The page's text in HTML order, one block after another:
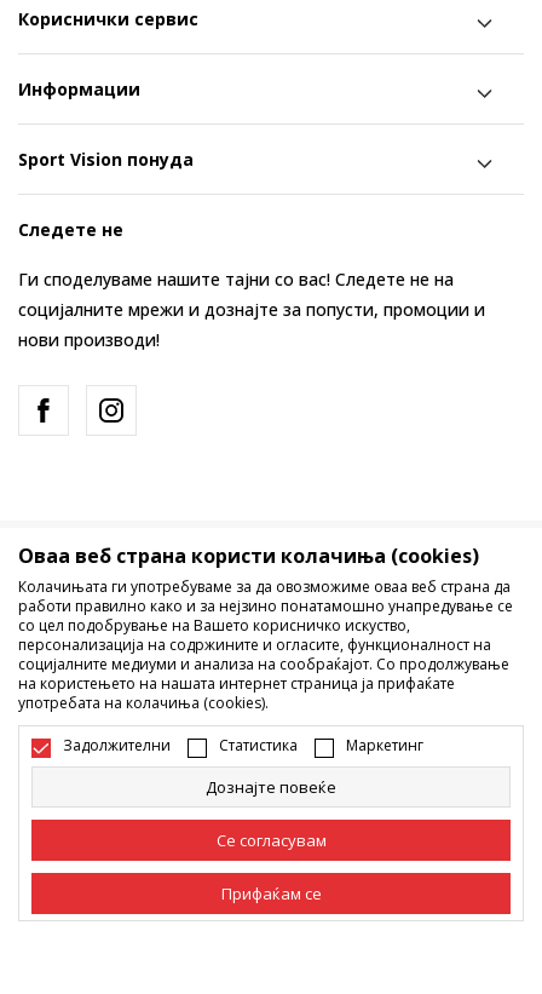
Кориснички сервис
Информации
Sport Vision понуда
Следете не
Ги споделуваме нашите тајни со вас! Следете не на
социјалните мрежи и дознајте за попусти, промоции и
нови производи!
Македонија Промена
Не е дозволено превземање или користење на содржината од
интернет страните на Sport Vision, делумно или целосно a се
однесува на логоа, трговски марки, комерцијални содржини, ниту
истите да се отстапуваат на трети лица, јавно да се објавуваат или да
се користат за било какви цели, без писмена согласност од БДС.МК
ДООЕЛ.
Настојуваме да бидеме што попрецизни во описот на производот,
фотографијата и самата цена, но не можеме да гарантираме дака
сите информации се комплетни и без грешка. Сите прикажани
производи на сајтот се дел од нашата понуда, но не се подразбира
Оваа веб страна користи колачиња (cookies)
Колачињата ги употребуваме за да овозможиме оваа веб страна да
работи правилно како и за нејзино понатамошно унапредување се
со цел подобрување на Вашето корисничко искуство,
персонализација на содржините и огласите, функционалност на
социјалните медиуми и анализа на сообраќајот. Со продолжување
на користењето на нашата интернет страница ја прифаќате
употребата на колачиња (cookies).
Задолжителни Статистика Маркетинг
Дознајте повеќе
Се согласувам
Прифаќам се